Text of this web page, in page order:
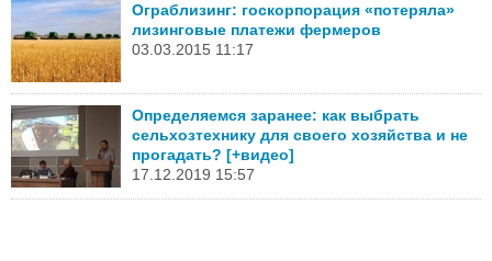
Ограблизинг: госкорпорация «потеряла»
лизинговые платежи фермеров
03.03.2015 11:17
Определяемся заранее: как выбрать
сельхозтехнику для своего хозяйства и не
прогадать? [+видео]
17.12.2019 15:57